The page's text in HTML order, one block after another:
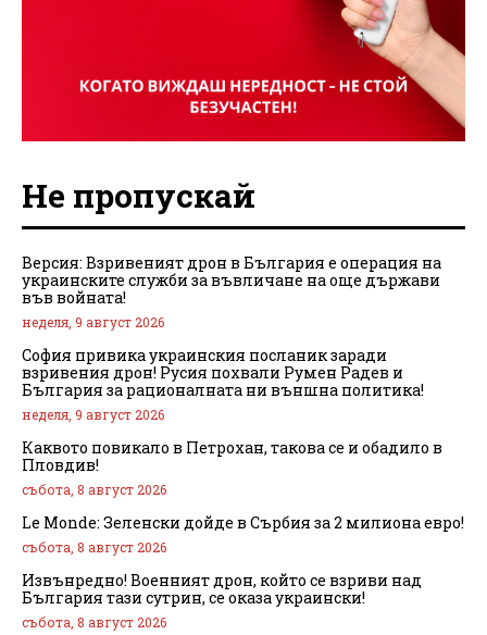
Не пропускай
Версия: Взривеният дрон в България е операция на
украинските служби за въвличане на още държави
във войната!
неделя, 9 август 2026
София привика украинския посланик заради
взривения дрон! Русия похвали Румен Радев и
България за рационалната ни външна политика!
неделя, 9 август 2026
Каквото повикало в Петрохан, такова се и обадило в
Пловдив!
събота, 8 август 2026
Le Monde: Зеленски дойде в Сърбия за 2 милиона евро!
събота, 8 август 2026
Извънредно! Военният дрон, който се взриви над
България тази сутрин, се оказа украински!
събота, 8 август 2026